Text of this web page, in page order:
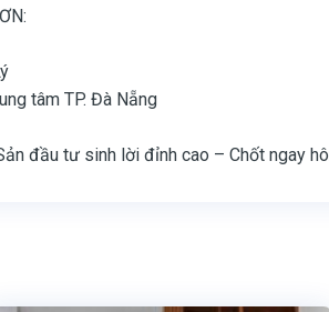
tâm TP. Đà Nẵng
đầu tư sinh lời đỉnh cao – Chốt ngay